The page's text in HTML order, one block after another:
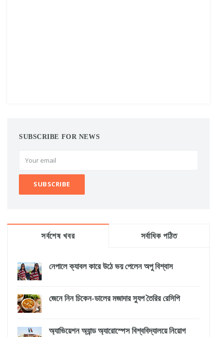
SUBSCRIBE FOR NEWS
সর্বশেষ খবর সর্বাধিক পঠিত
নেপালে ক্যাবল কারে উঠে ভয় পেলেন অপু বিশ্বাস
জেনে নিন চিকেন-ডালের মজাদার স্যুপ তৈরির রেসিপি
অ্যাভিয়েশন অ্যান্ড অ্যারোস্পেস বিশ্ববিদ্যালয়ে নিয়োগ